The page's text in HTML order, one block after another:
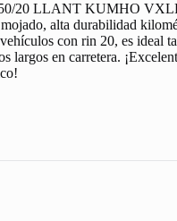
20 LLANT KUMHO
alta durabilidad
con rin 20, es ideal
largos en carretera.